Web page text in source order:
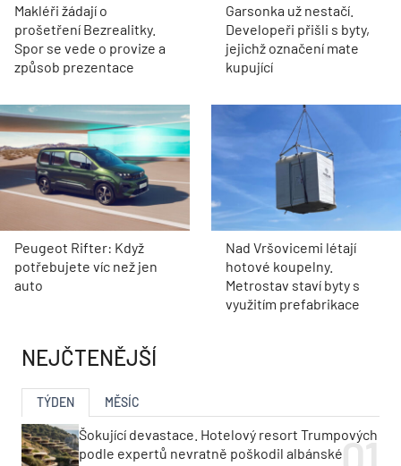
Makléři žádají o
prošetření Bezrealitky.
Spor se vede o provize a
způsob prezentace
Garsonka už nestačí.
Developeři přišli s byty,
jejichž označení mate
kupující
Peugeot Rifter: Když
potřebujete víc než jen
auto
Nad Vršovicemi létají
hotové koupelny.
Metrostav staví byty s
využitím prefabrikace
NEJČTENĚJŠÍ
TÝDEN MĚSÍC
Šokující devastace. Hotelový resort Trumpových
podle expertů nevratně poškodil albánské